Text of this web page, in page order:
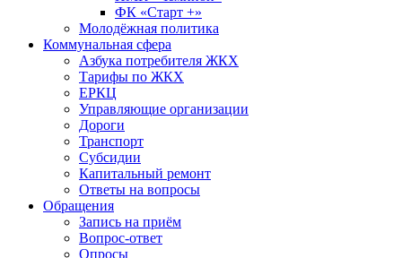
ФК «Старт +»
Молодёжная политика
Коммунальная сфера
Азбука потребителя ЖКХ
Тарифы по ЖКХ
ЕРКЦ
Управляющие организации
Дороги
Транспорт
Субсидии
Капитальный ремонт
Ответы на вопросы
Обращения
Запись на приём
Вопрос-ответ
Опросы